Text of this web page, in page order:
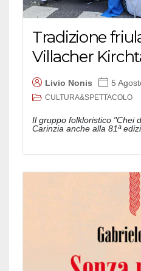
Tradizione
Villacher
Livio Nonis 5
CULTURA&SPETTACOLO
Il gruppo folkloristico "Chei
Carinzia anche alla 81ª